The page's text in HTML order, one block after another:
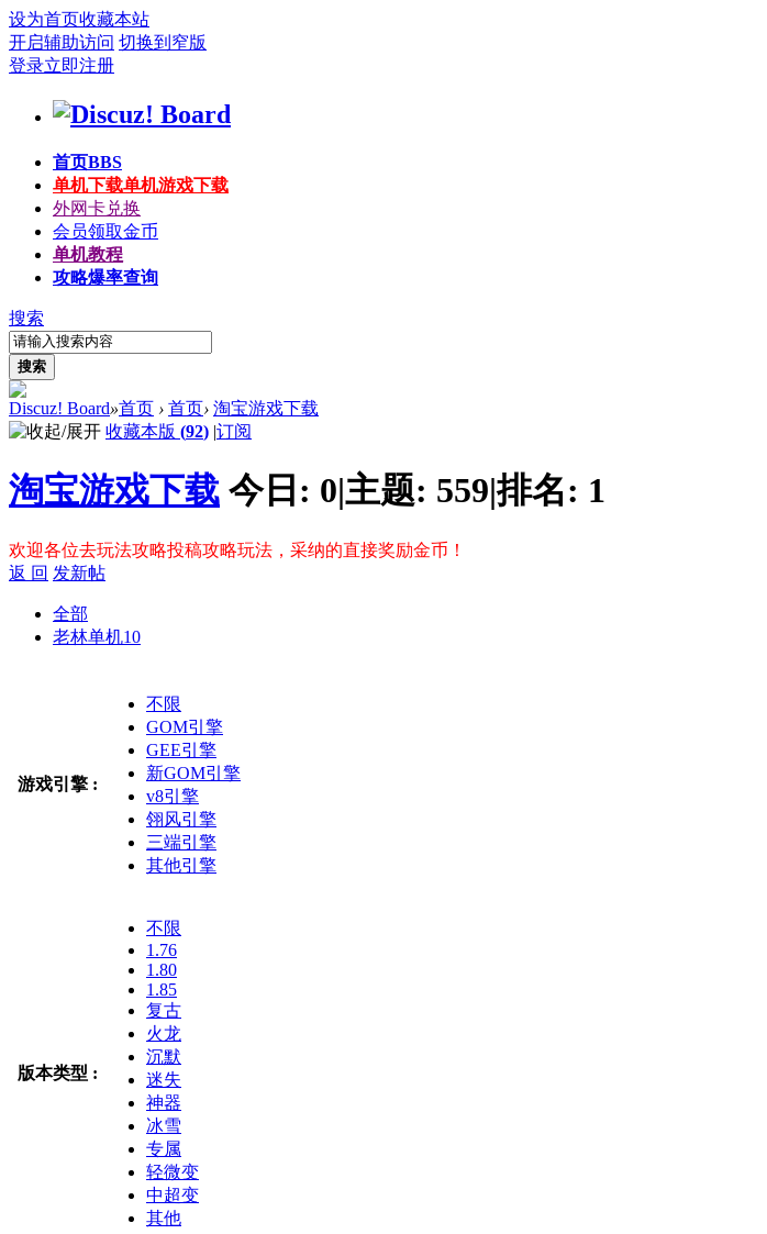
设为首页收藏本站
开启辅助访问 切换到窄版
登录立即注册
首页BBS
单机下载单机游戏下载
外网卡兑换
会员领取金币
单机教程
攻略爆率查询
搜索
搜索
Discuz! Board»首页 › 首页› 淘宝游戏下载
收藏本版 (92) |订阅
淘宝游戏下载 今日: 0|主题: 559|排名: 1
欢迎各位去玩法攻略投稿攻略玩法，采纳的直接奖励金币！
返 回 发新帖
全部
老林单机10
游戏引擎 :
不限
GOM引擎
GEE引擎
新GOM引擎
v8引擎
翎风引擎
三端引擎
其他引擎
版本类型 :
不限
1.76
1.80
1.85
复古
火龙
沉默
迷失
神器
冰雪
专属
轻微变
中超变
其他